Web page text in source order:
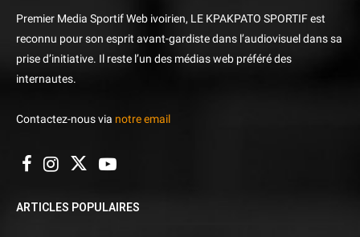
Premier Media Sportif Web ivoirien, LE KPAKPATO SPORTIF est
reconnu pour son esprit avant-gardiste dans l’audiovisuel dans sa
prise d’initiative. Il reste l’un des médias web préféré des
internautes.
Contactez-nous via notre email
ARTICLES POPULAIRES